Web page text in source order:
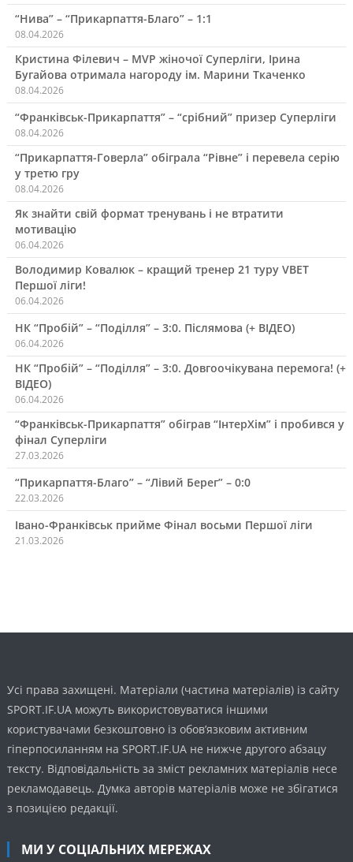
“Нива” – “Прикарпаття-Благо” – 1:1
08.04.2026
Кристина Філевич – MVP жіночої Суперліги, Ірина
Бугайова отримала нагороду ім. Марини Ткаченко
08.04.2026
“Франківськ-Прикарпаття” – “срібний” призер Суперліги
08.04.2026
“Прикарпаття-Говерла” обіграла “Рівне” і перевела серію
у третю гру
08.04.2026
Як знайти свій формат тренувань і не втратити
мотивацію
06.04.2026
Володимир Ковалюк – кращий тренер 21 туру VBET
Першої ліги!
06.04.2026
НК “Пробій” – “Поділля” – 3:0. Післямова (+ ВІДЕО)
06.04.2026
НК “Пробій” – “Поділля” – 3:0. Довгоочікувана перемога! (+
ВІДЕО)
06.04.2026
“Франківськ-Прикарпаття” обіграв “ІнтерХім” і пробився у
фінал Суперліги
27.03.2026
“Прикарпаття-Благо” – “Лівий Берег” – 0:0
22.03.2026
Івано-Франківськ прийме Фінал восьми Першої ліги
21.03.2026
Усі права захищені. Матеріали (частина матеріалів) із сайту
SPORT.IF.UA можуть використовуватися іншими
користувачами безкоштовно із обов’язковим активним
гіперпосиланням на SPORT.IF.UA не нижче другого абзацу
тексту. Відповідальність за зміст рекламних матеріалів несе
рекламодавець. Думка авторів матеріалів може не збігатися
з позицією редакції.
МИ У СОЦІАЛЬНИХ МЕРЕЖАХ